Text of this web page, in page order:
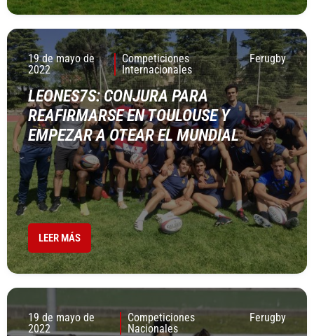
19 de mayo de
2022
Competiciones
Internacionales
Ferugby
LEONES7S: CONJURA PARA
REAFIRMARSE EN TOULOUSE Y
EMPEZAR A OTEAR EL MUNDIAL
LEER MÁS
19 de mayo de
2022
Competiciones
Nacionales
Ferugby